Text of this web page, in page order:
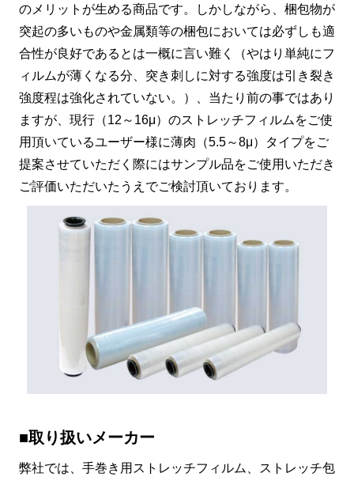
のメリットが生める商品です。しかしながら、梱包物が
突起の多いものや金属類等の梱包においては必ずしも適
合性が良好であるとは一概に言い難く（やはり単純にフ
ィルムが薄くなる分、突き刺しに対する強度は引き裂き
強度程は強化されていない。）、当たり前の事ではあり
ますが、現行（12～16μ）のストレッチフィルムをご使
用頂いているユーザー様に薄肉（5.5～8μ）タイプをご
提案させていただく際にはサンプル品をご使用いただき
ご評価いただいたうえでご検討頂いております。
■取り扱いメーカー
弊社では、手巻き用ストレッチフィルム、ストレッチ包